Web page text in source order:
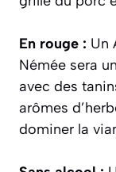
En rouge : Un
Némée sera
avec des
arômes
dominer la